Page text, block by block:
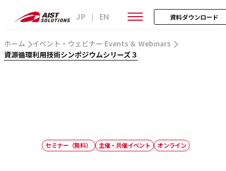
JP | EN 資料ダウンロード
ホーム
イベント・ウェビナー Events ＆ Webinars
資源循環利用技術シンポジウムシリーズ３
セミナー（無料） 主催・共催イベント オンライン